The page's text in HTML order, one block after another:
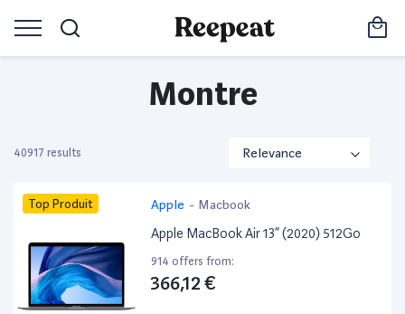
Montre
40917 results
Top Produit Apple - Macbook
Apple MacBook Air 13” (2020) 512Go
914 offers from:
366,12 €